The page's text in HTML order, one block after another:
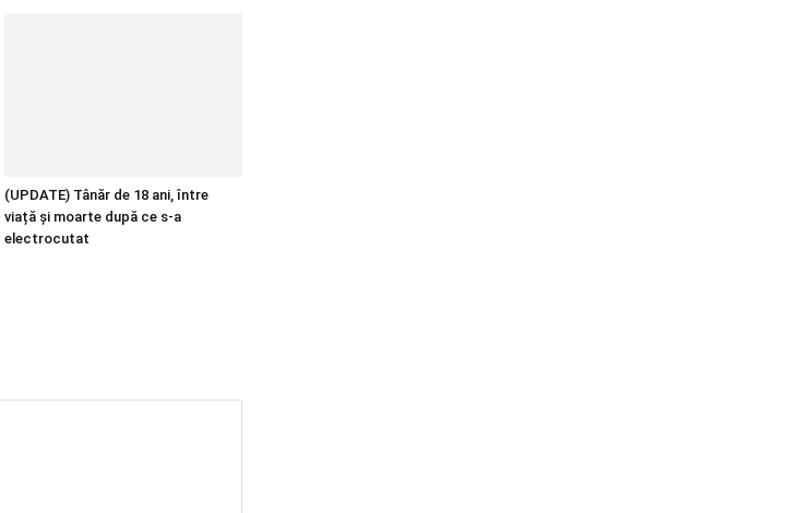
(UPDATE) Tânăr de 18 ani, între
viață și moarte după ce s-a
electrocutat